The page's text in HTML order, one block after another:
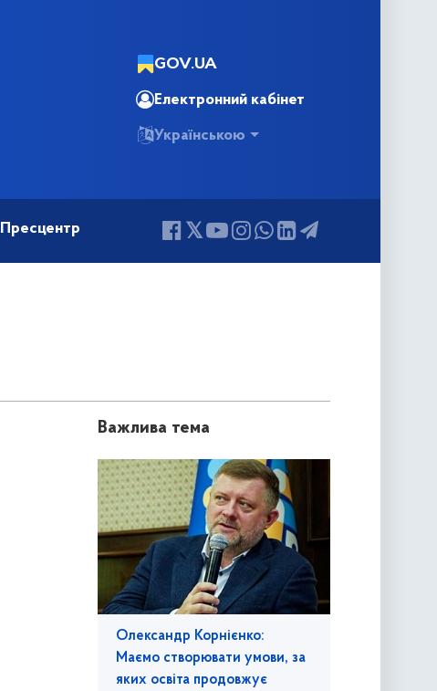
GOV.UA
Електронний кабінет
Українською
Пресцентр
Важлива тема
Олександр Корнієнко:
Маємо створювати умови, за
яких освіта продовжує